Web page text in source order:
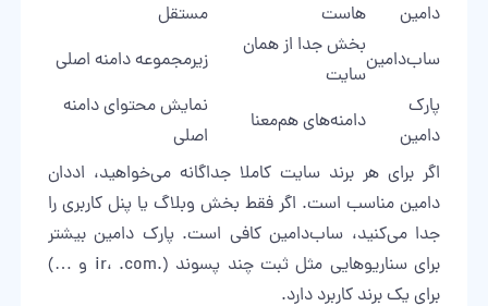
دامین
هاست
مستقل
ساب‌دامین
بخش جدا از همان
سایت
زیرمجموعه دامنه اصلی
پارک
دامین
دامنه‌های هم‌معنا
نمایش محتوای دامنه
اصلی
اگر برای هر برند سایت کاملا جداگانه می‌خواهید، اددان
دامین مناسب است. اگر فقط بخش وبلاگ یا پنل کاربری را
جدا می‌کنید، ساب‌دامین کافی است. پارک دامین بیشتر
برای سناریوهایی مثل ثبت چند پسوند (.ir، .com و …)
برای یک برند کاربرد دارد.